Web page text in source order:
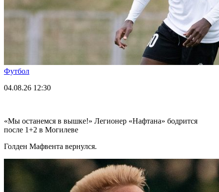
Футбол
04.08.26 12:30
«Мы останемся в вышке!» Легионер «Нафтана» бодрится
после 1+2 в Могилеве
Голден Мафвента вернулся.